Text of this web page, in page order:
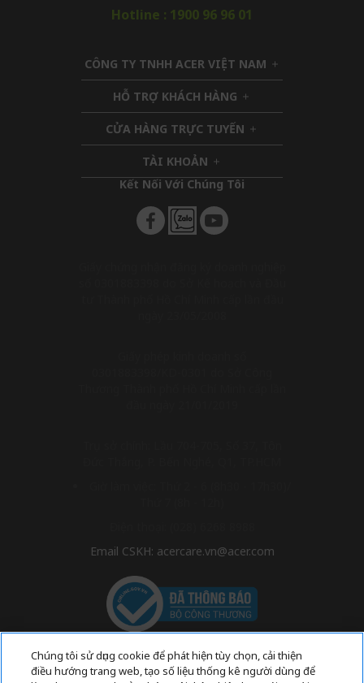
Hotline : 1900 96 96 01
CÔNG TY TNHH ACER VIỆT NAM h
i
d
n
HỖ TRỢ KHÁCH HÀNG h
i
d
d
n
CỬA HÀNG TRỰC TUYẾN h
i
d
TÀI KHOẢN h
i
d
e
Kết Nối Với Chúng Tôi​
Email CSKH: acercare.vn@acer.com
Chúng tôi sử dụng cookie để phát hiện tùy chọn, cải thiện
điều hướng trang web, tạo số liệu thống kê người dùng để